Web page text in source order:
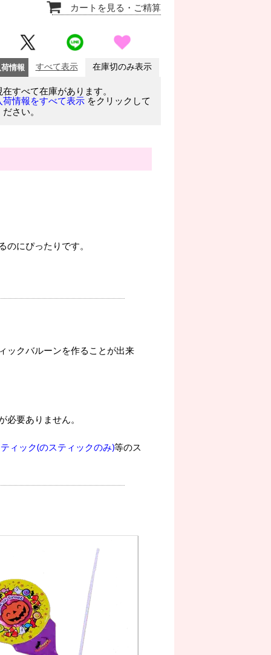
カートを見る ・ご精算
情報 すべて表示 在庫切のみ表示
在すべて在庫があります。
荷情報をすべて表示 をクリックして
さい。
にぴったりです。
ックバルーンを作ることが出来
要ありません。
ィック(のスティックのみ)等のス